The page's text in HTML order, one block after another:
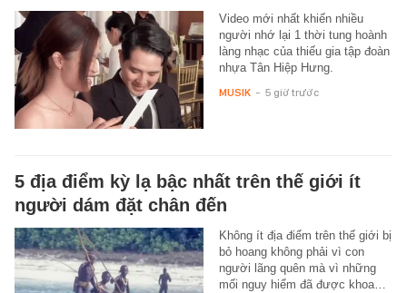
Video mới nhất khiến nhiều
người nhớ lại 1 thời tung hoành
làng nhạc của thiếu gia tập đoàn
nhựa Tân Hiệp Hưng.
MUSIK - 5 giờ trước
5 địa điểm kỳ lạ bậc nhất trên thế giới ít
người dám đặt chân đến
Không ít địa điểm trên thế giới bị
bỏ hoang không phải vì con
người lãng quên mà vì những
mối nguy hiểm đã được khoa…